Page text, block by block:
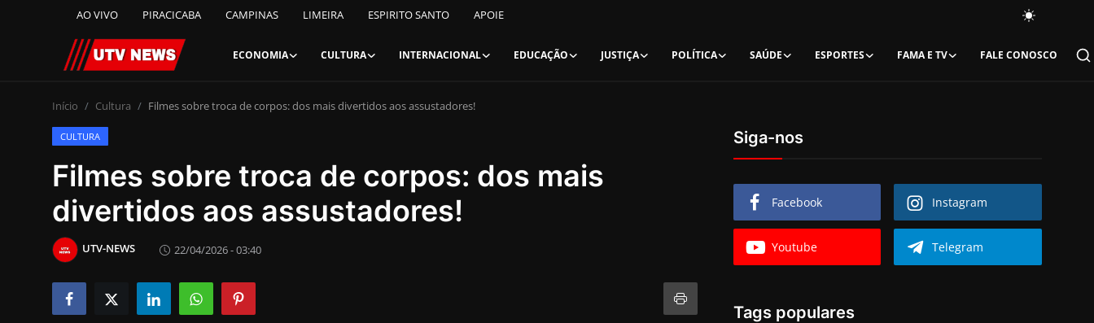
AO VIVO PIRACICABA CAMPINAS LIMEIRA ESPIRITO SANTO APOIE
ECONOMIA CULTURA INTERNACIONAL EDUCAÇÃO JUSTIÇA POLÍTICA SAÚDE ESPORTES FAMA E TV FALE CONOSCO
AO VIVO
PIRACICABA
CAMPINAS
LIMEIRA
ESPIRITO SANTO
Economia
Início Cultura Filmes sobre troca de corpos: dos mais divertidos aos assustadores!
CULTURA
Filmes sobre troca de corpos: dos mais
divertidos aos assustadores!
UTV-NEWS 22/04/2026 - 03:40
Siga-nos
Facebook Instagram
Youtube Telegram
Tags populares